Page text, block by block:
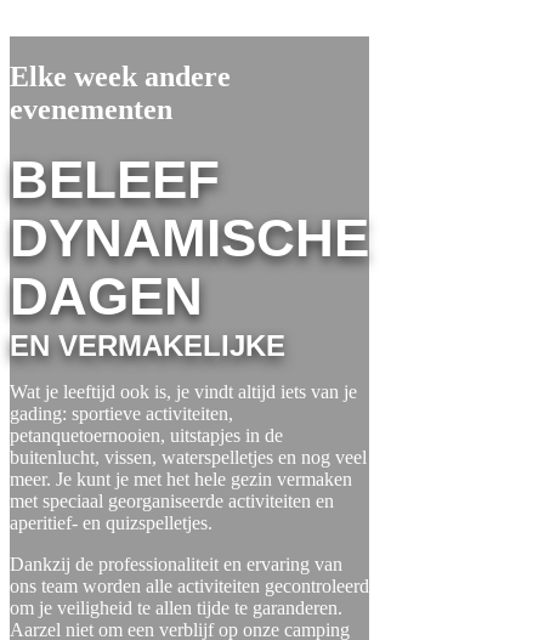
Elke week andere
evenementen
BELEEF
DYNAMISCHE
DAGEN
EN VERMAKELIJKE
Wat je leeftijd ook is, je vindt altijd iets van je
gading: sportieve activiteiten,
petanquetoernooien, uitstapjes in de
buitenlucht, vissen, waterspelletjes en nog veel
meer. Je kunt je met het hele gezin vermaken
met speciaal georganiseerde activiteiten en
aperitief- en quizspelletjes.
Dankzij de professionaliteit en ervaring van
ons team worden alle activiteiten gecontroleerd
om je veiligheid te allen tijde te garanderen.
Aarzel niet om een verblijf op onze camping